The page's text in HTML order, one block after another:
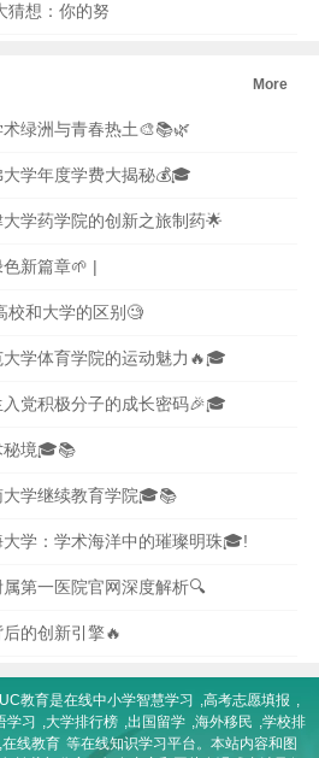
猜想：你的努
More
绿洲与青春热土🎨📚🌿
学年度学费大揭秘💰🎓
学药学院的创新之旅制药🌟
新篇章🌱 |
校和大学的区别🧐
学体育学院的运动魅力🔥🎓
党积极分子的成长密码🎉🎓
秘境🎓📚
学继续教育学院🎓📚
学：学术海洋中的璀璨明珠🎓!
第一医院官网深度解析🔍
的创新引擎🔥
教育是在线中小学智慧学习 ,高考志愿填报 ,
学习
,大学排行榜 ,出国留学 ,海外移民 ,学校排
,在线教育 等在线知识学习平台。本站内容和图